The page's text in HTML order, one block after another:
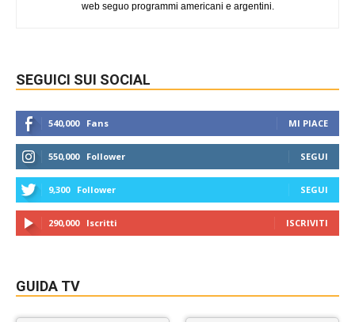
web seguo programmi americani e argentini.
SEGUICI SUI SOCIAL
540,000 Fans MI PIACE
550,000 Follower SEGUI
9,300 Follower SEGUI
290,000 Iscritti ISCRIVITI
GUIDA TV